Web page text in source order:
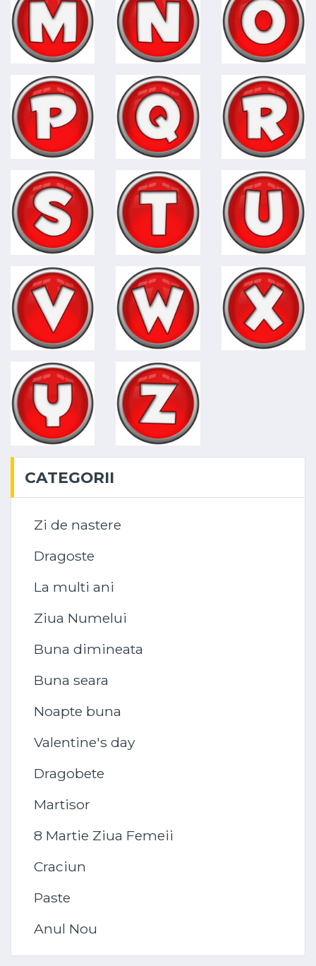
CATEGORII
Zi de nastere
Dragoste
La multi ani
Ziua Numelui
Buna dimineata
Buna seara
Noapte buna
Valentine's day
Dragobete
Martisor
8 Martie Ziua Femeii
Craciun
Paste
Anul Nou